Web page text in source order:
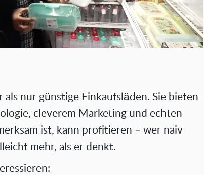
als nur günstige Einkaufsläden. Sie bieten
cleverem Marketing und echten
ist, kann profitieren – wer naiv
mehr, als er denkt.